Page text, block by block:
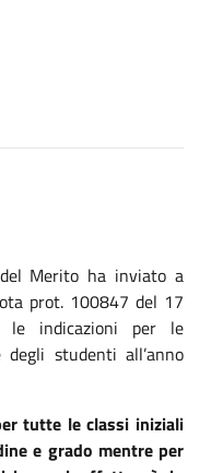
Merito ha inviato a
prot. 100847 del 17
le indicazioni per le
studenti all’anno
tutte le classi iniziali
e grado mentre per